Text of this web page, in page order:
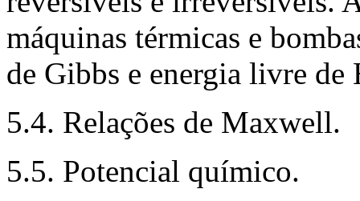
máquinas térmicas e
de Gibbs e energia livre de
5.4. Relações de Maxwell.
5.5. Potencial químico.